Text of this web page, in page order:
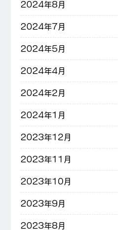
2024年8月
2024年7月
2024年5月
2024年4月
2024年2月
2024年1月
2023年12月
2023年11月
2023年10月
2023年9月
2023年8月